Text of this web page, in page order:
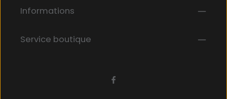
informations sur la protection des données
vous avez accepté nos
Informations
Service boutique